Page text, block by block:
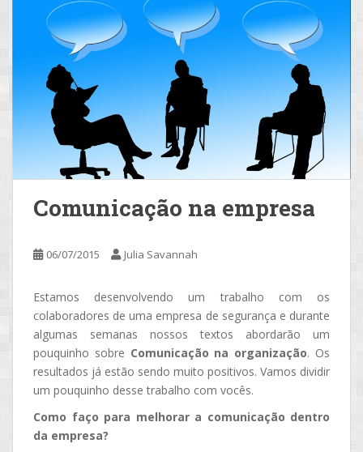
Comunicação na empresa
06/07/2015 Julia Savannah
Estamos desenvolvendo um trabalho com os
colaboradores de uma empresa de segurança e durante
algumas semanas nossos textos abordarão um
pouquinho sobre Comunicação na organização. Os
resultados já estão sendo muito positivos. Vamos dividir
um pouquinho desse trabalho com vocês.
Como faço para melhorar a comunicação dentro
da empresa?